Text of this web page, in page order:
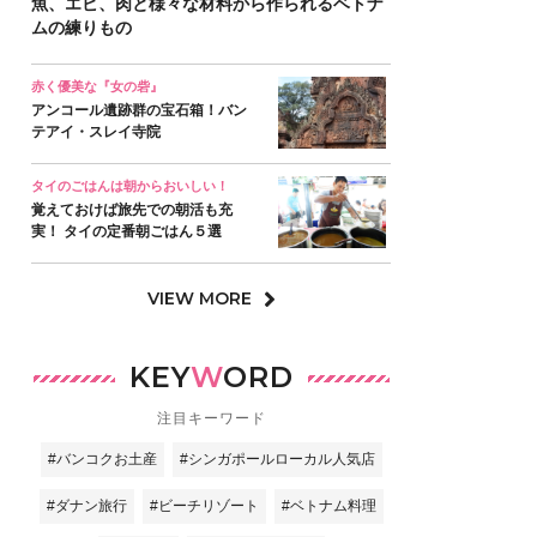
ムの練りもの
赤く優美な『女の砦』
アンコール遺跡群の宝石箱！バン
テアイ・スレイ寺院
タイのごはんは朝からおいしい！
覚えておけば旅先での朝活も充
実！ タイの定番朝ごはん５選
VIEW MORE
KEYWORD
注目キーワード
#バンコクお土産 #シンガポールローカル人気店
#ダナン旅行 #ビーチリゾート #ベトナム料理